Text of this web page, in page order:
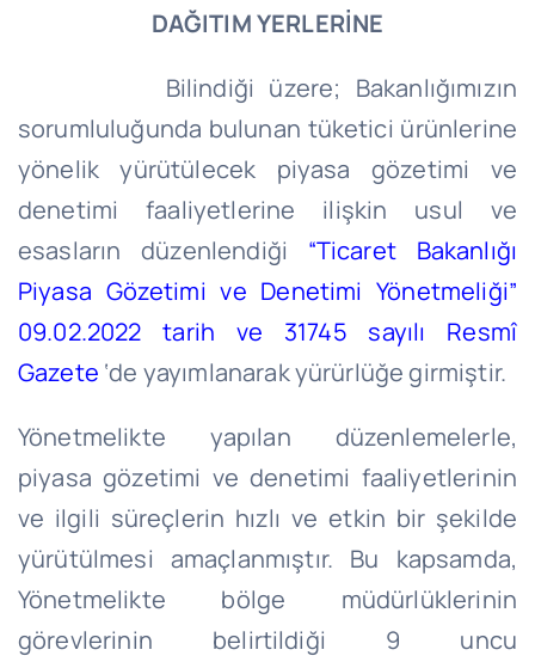
DAĞITIM YERLERİNE
Bilindiği üzere; Bakanlığımızın
sorumluluğunda bulunan tüketici ürünlerine
yönelik yürütülecek piyasa gözetimi ve
denetimi faaliyetlerine ilişkin usul ve
esasların düzenlendiği “Ticaret Bakanlığı
Piyasa Gözetimi ve Denetimi Yönetmeliği”
09.02.2022 tarih ve 31745 sayılı Resmî
Gazete ‘de yayımlanarak yürürlüğe girmiştir.
Yönetmelikte yapılan düzenlemelerle,
piyasa gözetimi ve denetimi faaliyetlerinin
ve ilgili süreçlerin hızlı ve etkin bir şekilde
yürütülmesi amaçlanmıştır. Bu kapsamda,
Yönetmelikte bölge müdürlüklerinin
görevlerinin belirtildiği 9 uncu